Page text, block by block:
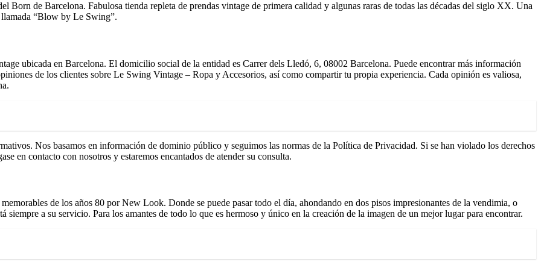
de Barcelona. Fabulosa tienda repleta de prendas vintage de primera calidad y algunas raras de todas las décadas del siglo XX. Una
llamada “Blow by Le Swing”.
ubicada en Barcelona. El domicilio social de la entidad es Carrer dels Lledó, 6, 08002 Barcelona. Puede encontrar más información
de los clientes sobre Le Swing Vintage – Ropa y Accesorios, así como compartir tu propia experiencia. Cada opinión es valiosa,
Nos basamos en información de dominio público y seguimos las normas de la Política de Privacidad. Si se han violado los derechos
en contacto con nosotros y estaremos encantados de atender su consulta.
de los años 80 por New Look. Donde se puede pasar todo el día, ahondando en dos pisos impresionantes de la vendimia, o
siempre a su servicio. Para los amantes de todo lo que es hermoso y único en la creación de la imagen de un mejor lugar para encontrar.